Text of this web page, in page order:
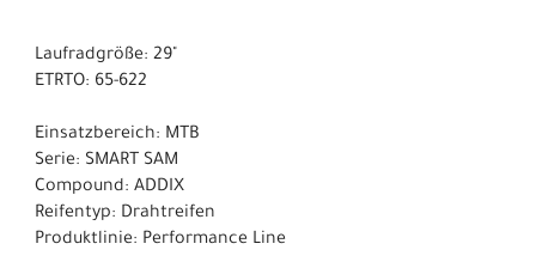
Laufradgröße: 29"
ETRTO: 65-622
Einsatzbereich: MTB
Serie: SMART SAM
Compound: ADDIX
Reifentyp: Drahtreifen
Produktlinie: Performance Line